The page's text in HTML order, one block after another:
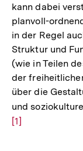
kann dabei
planvoll-
in der Regel
Struktur und
(wie in Teilen
der
über die
und
[1]